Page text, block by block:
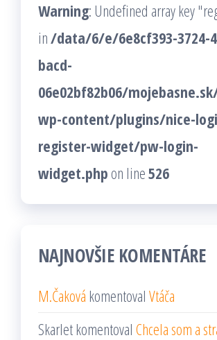
Warning: Undefined array key
in/data/6/e/6e8cf393-3724-
bacd-
06e02bf82b06/
wp-content/plugins/nice-
register-widget/pw-login-
widget.php on line526
NAJNOVŠIE KOMENTÁRE
M.Čaková komentoval Vtáča
Skarlet komentoval Chcela som a